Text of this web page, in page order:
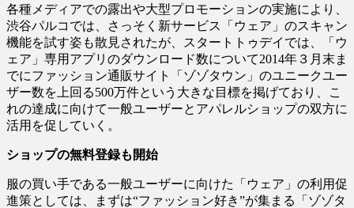
各種メディアでの露出や大型プロモーションの実施により、
渋谷パルコでは、さっそく新サービス「ウェア」のスキャン
機能を試す姿も散見されたが、スタートトゥデイでは、「ウ
ェア」専用アプリのダウンロード数について2014年３月末ま
でにファッション通販サイト「ゾゾタウン」のユニークユー
ザー数を上回る500万件という大きな目標を掲げており、こ
れの達成に向けて一般ユーザーとアパレルショップの双方に
活用を促していく。
ショップの無料登録も開始
服の買い手である一般ユーザーに向けた「ウェア」の利用促
進策としては、まずは“ファッション好き”が集まる「ゾゾタ